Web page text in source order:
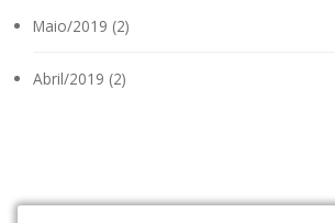
Maio/2019 (2)
Abril/2019 (2)